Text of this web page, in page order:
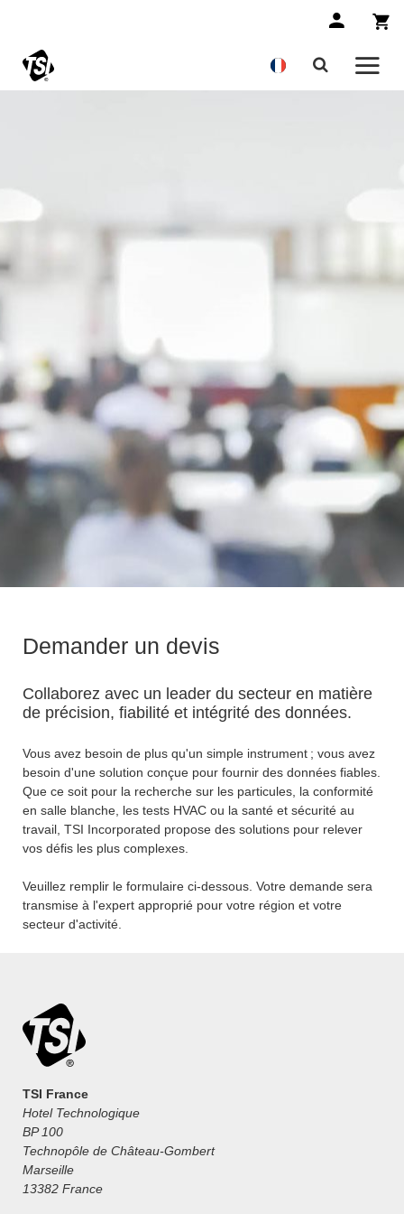
Demander un devis
Collaborez avec un leader du secteur en matière
de précision, fiabilité et intégrité des données.
Vous avez besoin de plus qu'un simple instrument ; vous avez
besoin d'une solution conçue pour fournir des données fiables.
Que ce soit pour la recherche sur les particules, la conformité
en salle blanche, les tests HVAC ou la santé et sécurité au
travail, TSI Incorporated propose des solutions pour relever
vos défis les plus complexes.
Veuillez remplir le formulaire ci-dessous. Votre demande sera
transmise à l'expert approprié pour votre région et votre
secteur d'activité.
TSI France
Hotel Technologique
BP 100
Technopôle de Château-Gombert
Marseille
13382 France